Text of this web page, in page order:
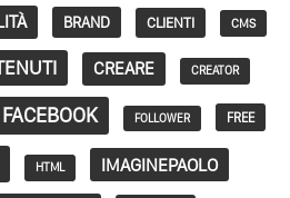
BRAND CLIENTI CMS
CREARE CREATOR
FACEBOOK FOLLOWER FREE
HTML IMAGINEPAOLO